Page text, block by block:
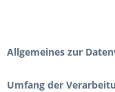
Allgemeines zur
Umfang der